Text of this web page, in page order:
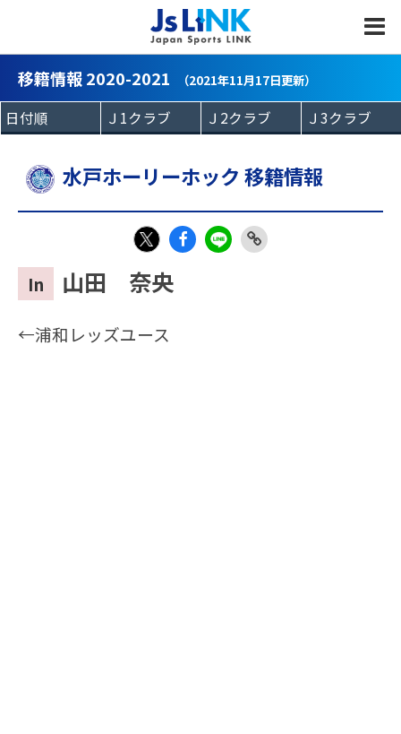
移籍情報 2020-2021 （2021年11月17日更新）
水戸ホーリーホック 移籍情報
eb
In 山田 奈央
←浦和レッズユース